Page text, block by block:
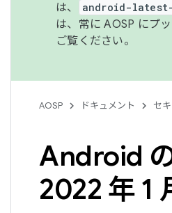
は、
android-
は、常に AOSP にプ
ご覧ください。
AOSP ドキュメント セ
Android
2022 年 1